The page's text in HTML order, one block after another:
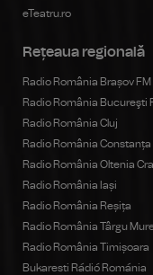
eTeatru.ro
Rețeaua regională
Radio România Brașov FM
Radio România Bucureşti
Radio România Cluj
Radio România Constanța
Radio România Oltenia
Radio România Iași
Radio România Reșița
Radio România Târgu
Radio România Timișoara
Bukaresti Rádió Románia